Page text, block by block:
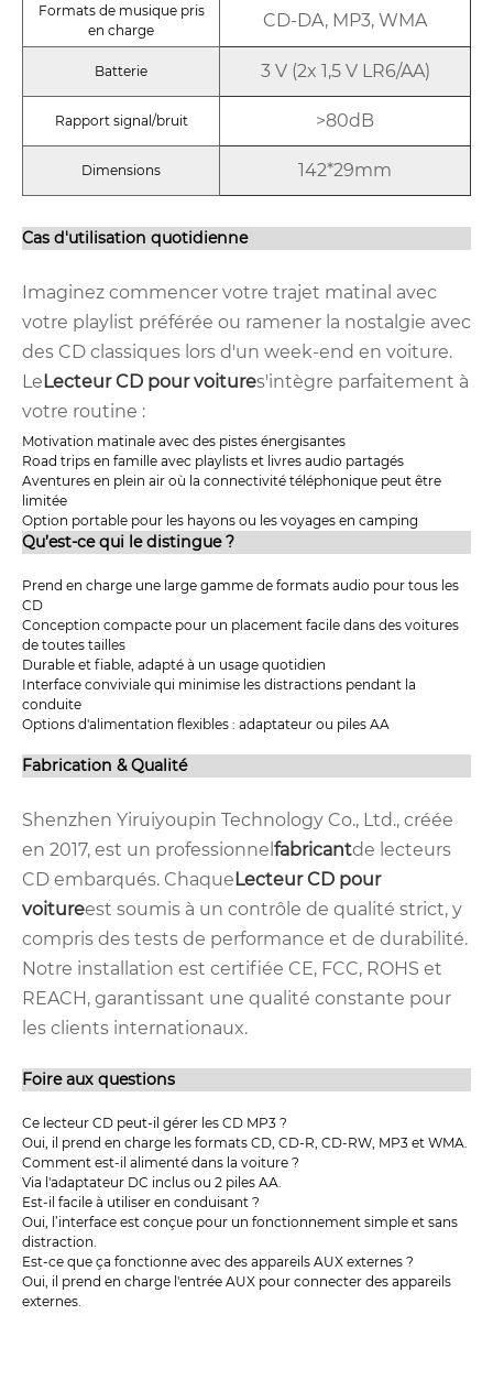
Formats de musique pris
en charge
CD-DA, MP3, WMA
Batterie 3 V (2x 1,5 V LR6/AA)
Rapport signal/bruit >80dB
Dimensions 142*29mm
Cas d'utilisation quotidienne
Imaginez commencer votre trajet matinal avec
votre playlist préférée ou ramener la nostalgie avec
des CD classiques lors d'un week-end en voiture.
LeLecteur CD pour voitures'intègre parfaitement à
votre routine :
Motivation matinale avec des pistes énergisantes
Road trips en famille avec playlists et livres audio partagés
Aventures en plein air où la connectivité téléphonique peut être
limitée
Option portable pour les hayons ou les voyages en camping
Qu’est-ce qui le distingue ?
Prend en charge une large gamme de formats audio pour tous les
CD
Conception compacte pour un placement facile dans des voitures
de toutes tailles
Durable et fiable, adapté à un usage quotidien
Interface conviviale qui minimise les distractions pendant la
conduite
Options d'alimentation flexibles : adaptateur ou piles AA
Fabrication & Qualité
Shenzhen Yiruiyoupin Technology Co., Ltd., créée
en 2017, est un professionnel fabricantde lecteurs
CD embarqués. ChaqueLecteur CD pour
voitureest soumis à un contrôle de qualité strict, y
compris des tests de performance et de durabilité.
Notre installation est certifiée CE, FCC, ROHS et
REACH, garantissant une qualité constante pour
les clients internationaux.
Foire aux questions
Ce lecteur CD peut-il gérer les CD MP3 ?
Oui, il prend en charge les formats CD, CD-R, CD-RW, MP3 et WMA.
Comment est-il alimenté dans la voiture ?
Via l'adaptateur DC inclus ou 2 piles AA.
Est-il facile à utiliser en conduisant ?
Oui, l’interface est conçue pour un fonctionnement simple et sans
distraction.
Est-ce que ça fonctionne avec des appareils AUX externes ?
Oui, il prend en charge l'entrée AUX pour connecter des appareils
externes.